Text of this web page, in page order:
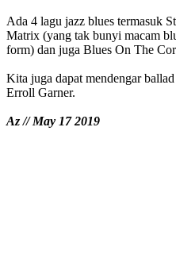
Ada 4 lagu jazz blues termasuk
Matrix (yang tak bunyi macam
form) dan juga Blues On The
Kita juga dapat mendengar
Erroll Garner.
Az // May 17 2019